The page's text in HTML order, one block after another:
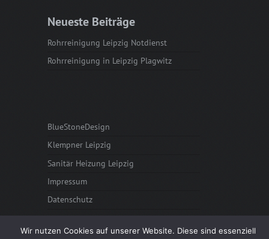
Neueste Beiträge
Rohrreinigung Leipzig Notdienst
Rohrreinigung in Leipzig Plagwitz
BlueStoneDesign
Klempner Leipzig
Sanitär Heizung Leipzig
Impressum
Datenschutz
Wir nutzen Cookies auf unserer Website. Diese sind essenziell